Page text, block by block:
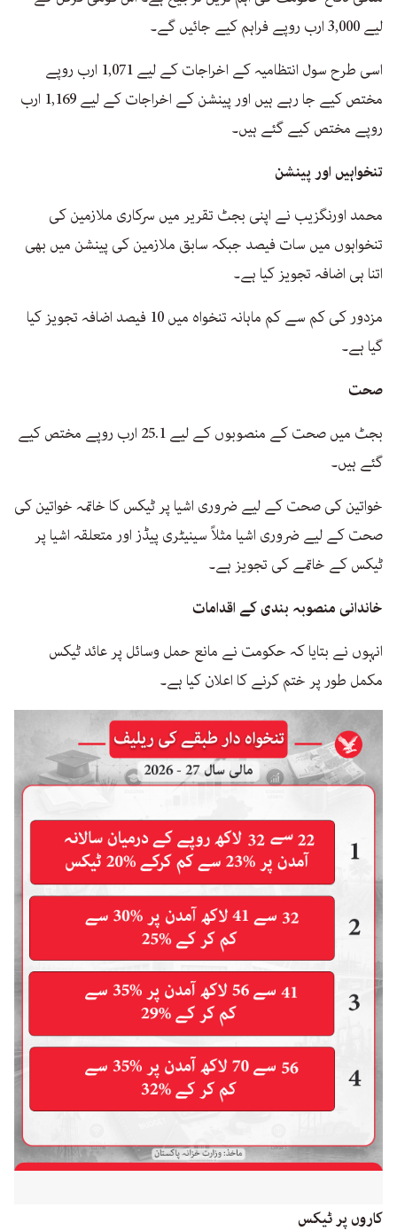
لیے 3,000 ارب روپے فراہم کیے جائیں گے۔
اسی طرح سول انتظامیہ کے اخراجات کے لیے 1,071 ارب روپے
مختص کیے جا رہے ہیں اور پینشن کے اخراجات کے لیے 1,169 ارب
روپے مختص کیے گئے ہیں۔
تنخواہیں اور پینشن
محمد اورنگزیب نے اپنی بجٹ تقریر میں سرکاری ملازمین کی
تنخواہوں میں سات فیصد جبکہ سابق ملازمین کی پینشن میں بھی
اتنا ہی اضافہ تجویز کیا ہے۔
مزدور کی کم سے کم ماہانہ تنخواہ میں 10 فیصد اضافہ تجویز کیا
گیا ہے۔
صحت
بجٹ میں صحت کے منصوبوں کے لیے 25.1 ارب روپے مختص کیے
گئے ہیں۔
خواتین کی صحت کے لیے ضروری اشیا پر ٹیکس کا خاتمہ خواتین کی
صحت کے لیے ضروری اشیا مثلاً سینیٹری پیڈز اور متعلقہ اشیا پر
ٹیکس کے خاتمے کی تجویز ہے۔
خاندانی منصوبہ بندی کے اقدامات
انہوں نے بتایا کہ حکومت نے مانع حمل وسائل پر عائد ٹیکس
مکمل طور پر ختم کرنے کا اعلان کیا ہے۔
کاروں پر ٹیکس